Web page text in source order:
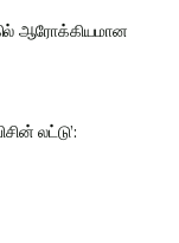
ஆரோக்கியமான
லட்டு’: